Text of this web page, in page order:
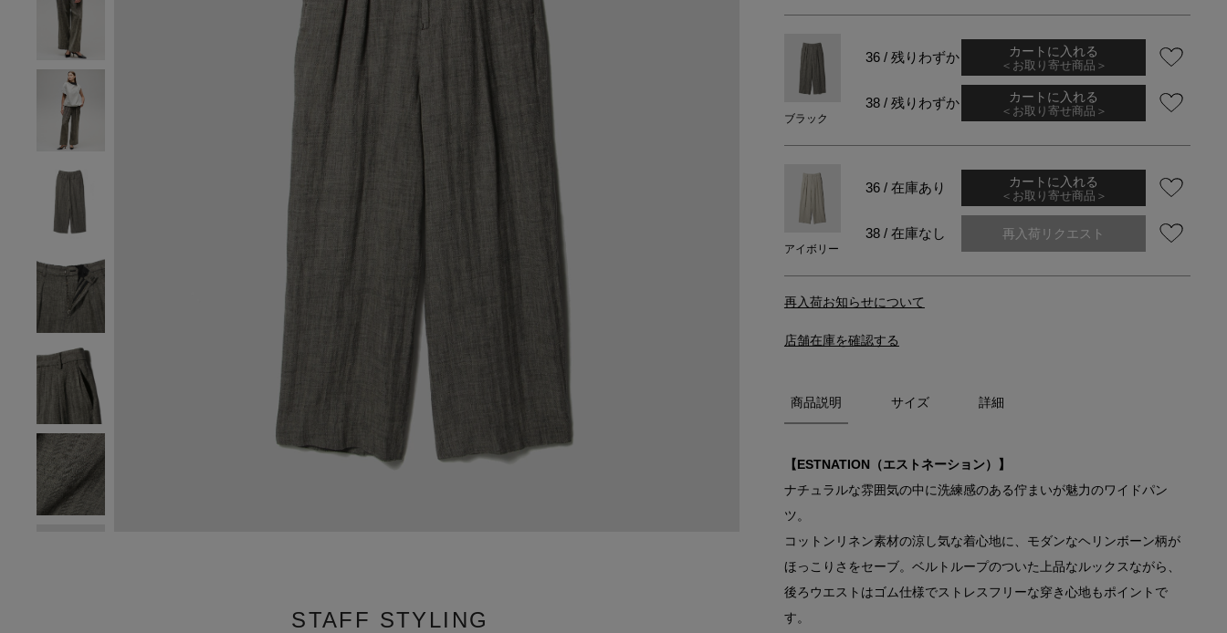
STAFF STYLING
ブラック
36 / 残りわずか カートに入れる
＜お取り寄せ商品＞
38 / 残りわずか カートに入れる
＜お取り寄せ商品＞
アイボリー
36 / 在庫あり カートに入れる
＜お取り寄せ商品＞
38 / 在庫なし 再入荷リクエスト
再入荷お知らせについて
店舗在庫を確認する
商品説明 サイズ 詳細
【ESTNATION（エストネーション）】
ナチュラルな雰囲気の中に洗練感のある佇まいが魅力のワイドパン
ツ。
コットンリネン素材の涼し気な着心地に、モダンなヘリンボーン柄が
ほっこりさをセーブ。ベルトループのついた上品なルックスながら、
後ろウエストはゴム仕様でストレスフリーな穿き心地もポイントで
す。